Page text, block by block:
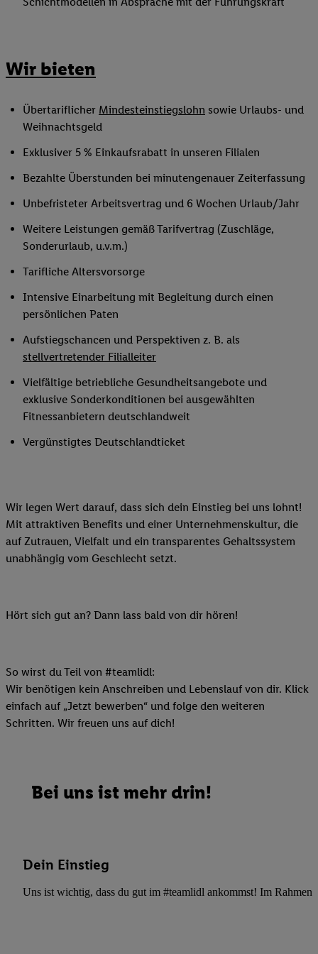
Wir bieten
Übertariflicher Mindesteinstiegslohn sowie Urlaubs- und
Weihnachtsgeld
Exklusiver 5 % Einkaufsrabatt in unseren Filialen
Bezahlte Überstunden bei minutengenauer Zeiterfassung
Unbefristeter Arbeitsvertrag und 6 Wochen Urlaub/Jahr
Weitere Leistungen gemäß Tarifvertrag (Zuschläge,
Sonderurlaub, u.v.m.)
Tarifliche Altersvorsorge
Intensive Einarbeitung mit Begleitung durch einen
persönlichen Paten
Aufstiegschancen und Perspektiven z. B. als
stellvertretender Filialleiter
Vielfältige betriebliche Gesundheitsangebote und
exklusive Sonderkonditionen bei ausgewählten
Fitnessanbietern deutschlandweit
Vergünstigtes Deutschlandticket
Wir legen Wert darauf, dass sich dein Einstieg bei uns lohnt!
Mit attraktiven Benefits und einer Unternehmenskultur, die
auf Zutrauen, Vielfalt und ein transparentes Gehaltssystem
unabhängig vom Geschlecht setzt.
Hört sich gut an? Dann lass bald von dir hören!
So wirst du Teil von #teamlidl:
Wir benötigen kein Anschreiben und Lebenslauf von dir. Klick
einfach auf „Jetzt bewerben“ und folge den weiteren
Schritten. Wir freuen uns auf dich!
Bei uns ist mehr drin!
Dein Einstieg
Uns ist wichtig, dass du gut im #teamlidl ankommst! Im Rahmen